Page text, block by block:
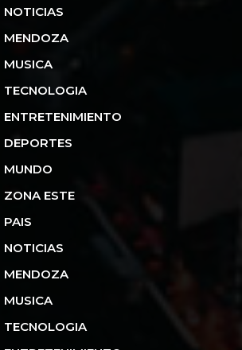
NOTICIAS
MENDOZA
MUSICA
TECNOLOGIA
ENTRETENIMIENTO
DEPORTES
MUNDO
ZONA ESTE
PAIS
NOTICIAS
MENDOZA
MUSICA
TECNOLOGIA